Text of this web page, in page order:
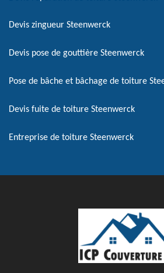
Devis zingueur Steenwerck
Devis pose de gouttière Steenwerck
Pose de bâche et bâchage de toiture
Devis fuite de toiture Steenwerck
Entreprise de toiture Steenwerck